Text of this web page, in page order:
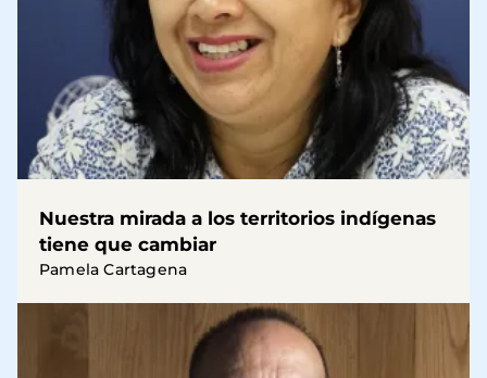
Nuestra mirada a los territorios indígenas
tiene que cambiar
Pamela Cartagena